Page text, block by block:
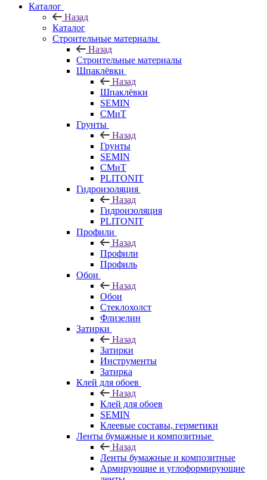
Каталог
Назад
Каталог
Строительные материалы
Назад
Строительные материалы
Шпаклёвки
Назад
Шпаклёвки
SEMIN
СМиТ
Грунты
Назад
Грунты
SEMIN
СМиТ
PLITONIT
Гидроизоляция
Назад
Гидроизоляция
PLITONIT
Профили
Назад
Профили
Профиль
Обои
Назад
Обои
Стеклохолст
Флизелин
Затирки
Назад
Затирки
Инструменты
Затирка
Клей для обоев
Назад
Клей для обоев
SEMIN
Клеевые составы, герметики
Ленты бумажные и композитные
Назад
Ленты бумажные и композитные
Армирующие и углоформирующие